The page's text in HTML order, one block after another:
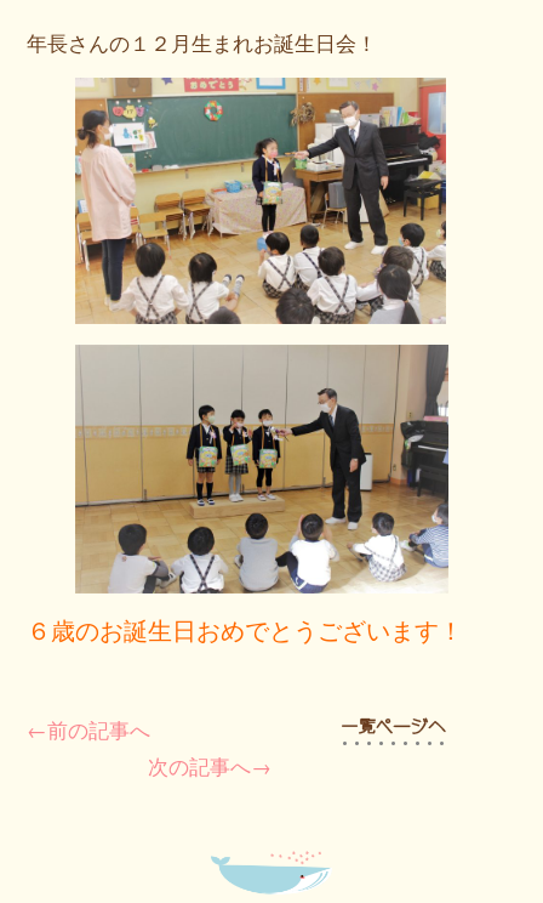
年長さんの１２月生まれお誕生日会！
６歳のお誕生日おめでとうございます！
←前の記事へ
次の記事へ→